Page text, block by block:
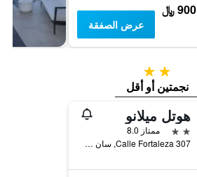
900 ﷼
عرض الصفقة
2 نجمتين
نجمتين أو أقل
هوتل ميلانو
2 نجمتين
ممتاز 8.0
307 Calle Fortaleza, سان جوان, بورتوريكو